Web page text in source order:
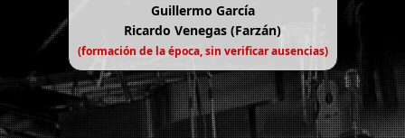
Guillermo García
Ricardo Venegas (Farzán)
(formación de la época, sin verificar ausencias)